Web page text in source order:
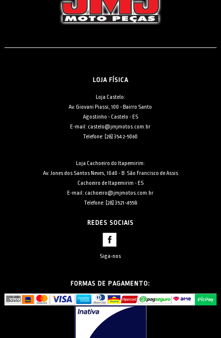
LOJA FÍSICA
Loja Castelo:
Av. Giovani Piassi, 100 - Bairro Santo
Agostinho - Castelo - ES
E-mail: castelo@jmjmotos.com.br
Telefone: [28] 3542-5060
Loja Cachoeiro do Itapemirim:
Av. Jones dos Santos Neves, 1040 - B. São Francisco de Assis
Cachoeiro de Itapemirim - ES
E-mail: cachoeiro@jmjmotos.com.br
Telefone: [28] 3521-4558
REDES SOCIAIS
Siga-nos
FORMAS DE PAGAMENTO: